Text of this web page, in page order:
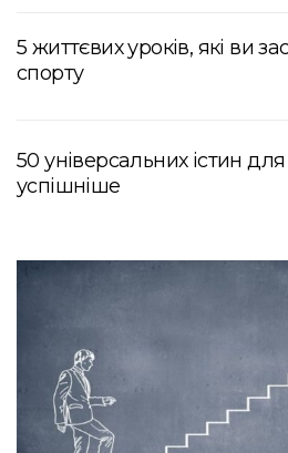
5 життєвих уроків, які ви
спорту
50 універсальних істин для
успішніше